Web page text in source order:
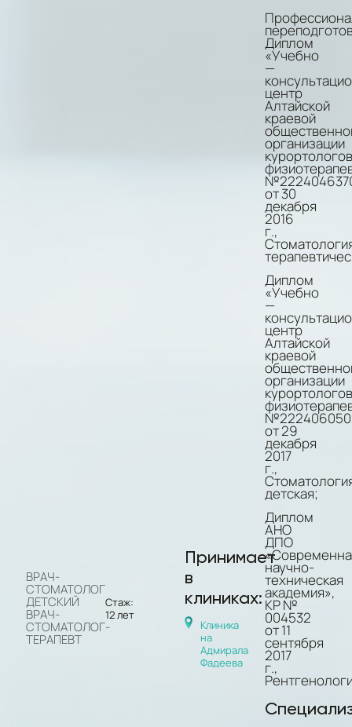
ВРАЧ-
СТОМАТОЛОГ
ДЕТСКИЙ
ВРАЧ-
СТОМАТОЛОГ-
ТЕРАПЕВТ
Стаж:
12 лет
Принимает
в
клиниках:
Клиника
на
Адмирала
Фадеева
Диплом
«Учебно
—
центр
Алтайской
краевой
организации
от 30
декабря
2016
г.,
Диплом
«Учебно
—
центр
Алтайской
краевой
организации
от 29
декабря
2017
г.,
детская;
Диплом
АНО
ДПО
научно-
техническая
академия»,
КР №
004532
от 11
сентября
2017
г.,
с